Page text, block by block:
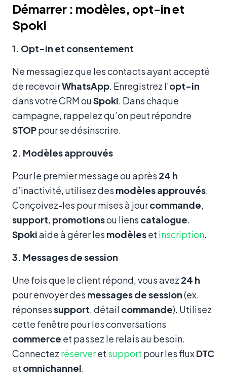
Démarrer : modèles, opt-in et
Spoki
1. Opt-in et consentement
Ne messagiez que les contacts ayant accepté
de recevoirWhatsApp. Enregistrez l’opt-in
dans votre CRM ouSpoki. Dans chaque
campagne, rappelez qu’on peut répondre
STOPpour se désinscrire.
2. Modèles approuvés
Pour le premier message ou après 24 h
d’inactivité, utilisez des modèles approuvés.
Conçoivez-les pour mises à jourcommande,
support, promotionsou liens catalogue.
Spokiaide à gérer les modèleset inscription.
3. Messages de session
Une fois que le client répond, vous avez 24 h
pour envoyer des messages de session(ex.
réponsessupport, détail commande). Utilisez
cette fenêtre pour les conversations
commerce et passez le relais au besoin.
Connectez réserveret support pour les fluxDTC
et omnichannel.